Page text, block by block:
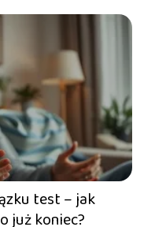
test – jak
już koniec?